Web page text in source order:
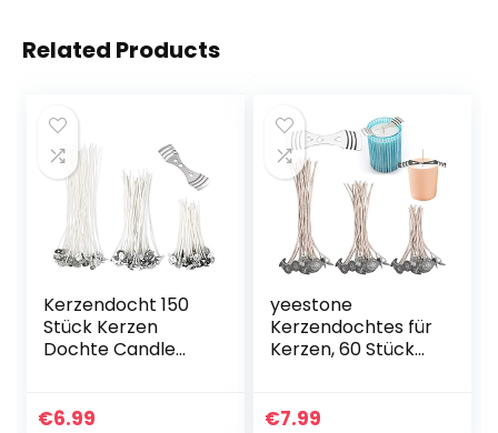
Related Products
Kerzendocht 150
Stück Kerzen
Dochte Candle
Größen für die
€6.99
yeestone
Kerzendochtes für
Kerzen, 60 Stück
Kerzendocht
€7.99